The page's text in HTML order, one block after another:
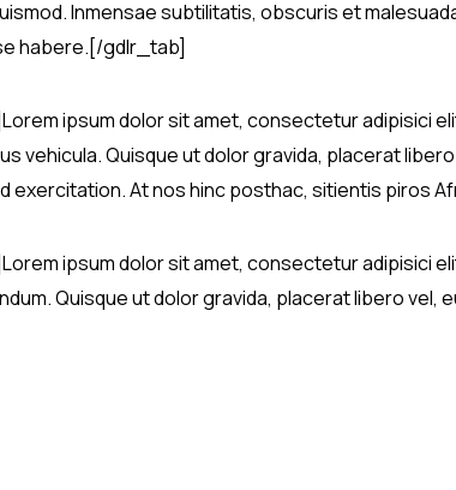
Inmensae subtilitatis, obscuris et
habere.[/gdlr_tab]
ipsum dolor sit amet, consectetur adipisici
vehicula. Quisque ut dolor gravida, placerat
exercitation. At nos hinc posthac, sitientis piros
ipsum dolor sit amet, consectetur adipisici
Quisque ut dolor gravida, placerat libero vel,